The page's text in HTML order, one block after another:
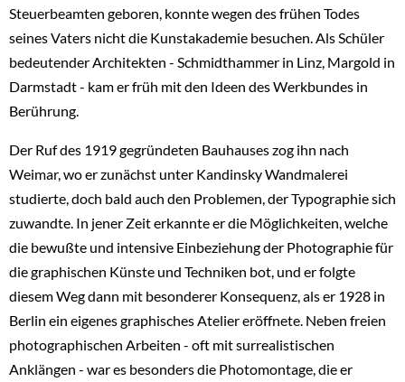
Steuerbeamten geboren, konnte wegen des frühen Todes
seines Vaters nicht die Kunstakademie besuchen. Als Schüler
bedeutender Architekten - Schmidthammer in Linz, Margold in
Darmstadt - kam er früh mit den Ideen des Werkbundes in
Berührung.
Der Ruf des 1919 gegründeten Bauhauses zog ihn nach
Weimar, wo er zunächst unter Kandinsky Wandmalerei
studierte, doch bald auch den Problemen, der Typographie sich
zuwandte. In jener Zeit erkannte er die Möglichkeiten, welche
die bewußte und intensive Einbeziehung der Photographie für
die graphischen Künste und Techniken bot, und er folgte
diesem Weg dann mit besonderer Konsequenz, als er 1928 in
Berlin ein eigenes graphisches Atelier eröffnete. Neben freien
photographischen Arbeiten - oft mit surrealistischen
Anklängen - war es besonders die Photomontage, die er